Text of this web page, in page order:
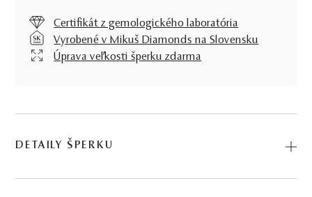
Certifikát z gemologického laboratória
Vyrobené v Mikuš Diamonds na Slovensku
Úprava veľkosti šperku zdarma
DETAILY ŠPERKU